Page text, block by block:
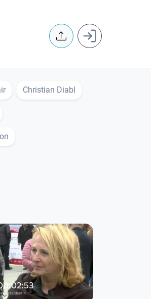
User
Christian Diabl